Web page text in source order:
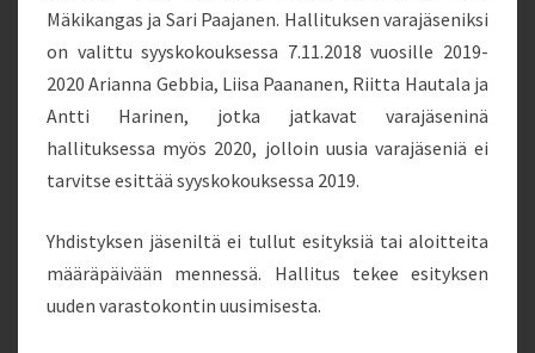
Mäkikangas ja Sari Paajanen. Hallituksen varajäseniksi
on valittu syyskokouksessa 7.11.2018 vuosille 2019-
2020 Arianna Gebbia, Liisa Paananen, Riitta Hautala ja
Antti Harinen, jotka jatkavat varajäseninä
hallituksessa myös 2020, jolloin uusia varajäseniä ei
tarvitse esittää syyskokouksessa 2019.
Yhdistyksen jäseniltä ei tullut esityksiä tai aloitteita
määräpäivään mennessä. Hallitus tekee esityksen
uuden varastokontin uusimisesta.